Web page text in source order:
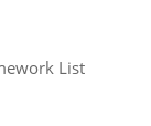
List